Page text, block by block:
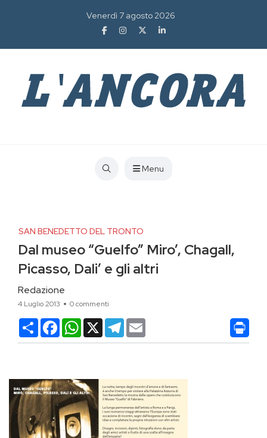
Venerdì 7 agosto 2026
Menu
SAN BENEDETTO DEL TRONTO
Dal museo “Guelfo” Miro’, Chagall,
Picasso, Dali’ e gli altri
Redazione
4 Luglio 2013 0 commenti
CondividiFacebookWhatsApp
X Telegram